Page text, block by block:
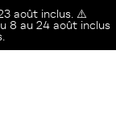
août inclus. ⚠️
8 au 24 août inclus